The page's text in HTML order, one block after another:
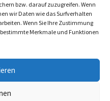
bzw. darauf zuzugreifen. Wenn
wir Daten wie das Surfverhalten
Wenn Sie Ihre Zustimmung
Merkmale und Funktionen
der
Produktseite
gewählt
Impressum